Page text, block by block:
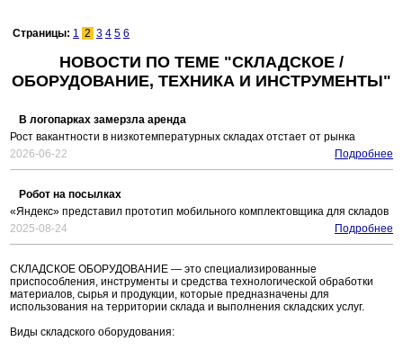
Страницы: 1 2 3 4 5 6
НОВОСТИ ПО ТЕМЕ "СКЛАДСКОЕ /
ОБОРУДОВАНИЕ, ТЕХНИКА И ИНСТРУМЕНТЫ"
В логопарках замерзла аренда
Рост вакантности в низкотемпературных складах отстает от рынка
2026-06-22
Подробнее
Робот на посылках
«Яндекс» представил прототип мобильного комплектовщика для складов
2025-08-24
Подробнее
СКЛАДСКОЕ ОБОРУДОВАНИЕ — это специализированные
приспособления, инструменты и средства технологической обработки
материалов, сырья и продукции, которые предназначены для
использования на территории склада и выполнения складских услуг.
Виды складского оборудования: